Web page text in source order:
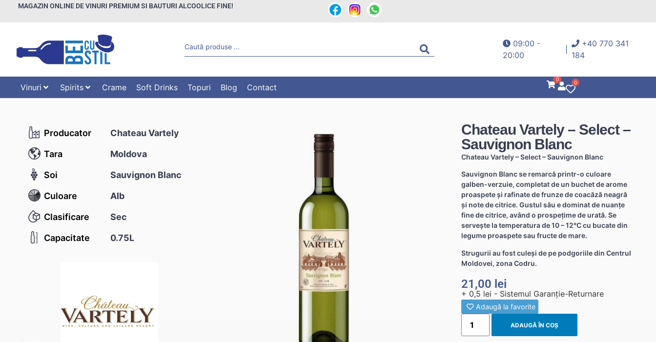
MAGAZIN ONLINE DE VINURI PREMIUM SI BAUTURI ALCOOLICE FINE!
09:00 -
20:00
+40 770 341
184
Vinuri Spirits Crame Soft Drinks Topuri Blog Contact
0
0
Producator Chateau Vartely
Tara Moldova
Soi Sauvignon Blanc
Culoare Alb
Clasificare Sec
Capacitate 0.75L
Chateau Vartely – Select –
Sauvignon Blanc
Chateau Vartely – Select – Sauvignon Blanc
Sauvignon Blanc se remarcă printr-o culoare
galben-verzuie, completat de un buchet de arome
proaspete și rafinate de frunze de coacăză neagră
și note de citrice. Gustul său e dominat de nuanțe
fine de citrice, având o prospețime de urată. Se
servește la temperatura de 10 – 12°C cu bucate din
legume proaspete sau fructe de mare.
Strugurii au fost culeși de pe podgoriile din Centrul
Moldovei, zona Codru.
21,00 lei
+ 0,5 lei - Sistemul Garanție-Returnare
Adaugă la favorite
ADAUGĂ ÎN COȘ